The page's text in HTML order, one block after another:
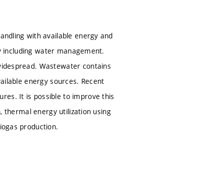
with available energy and
water management.
Wastewater contains
energy sources. Recent
It is possible to improve this
thermal energy utilization using
production.